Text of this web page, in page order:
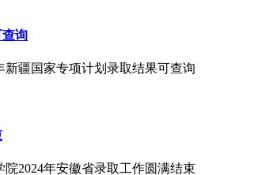
查询
新疆国家专项计划录取结果可查询
2024年安徽省录取工作圆满结束